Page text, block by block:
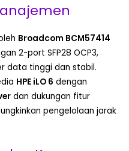
Broadcom BCM57414
2-port SFP28 OCP3,
data tinggi dan stabil.
HPE iLO 6 dengan
dan dukungan fitur
pengelolaan jarak